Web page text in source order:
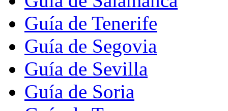
Guía de Tenerife
Guía de Segovia
Guía de Sevilla
Guía de Soria